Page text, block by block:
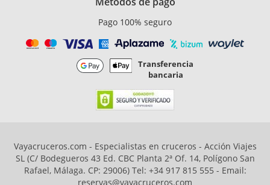
Pago 100% seguro
Transferencia
bancaria
Vayacruceros.com - Especialistas en cruceros - Acción Viajes
SL (C/ Bodegueros 43 Ed. CBC Planta 2ª Of. 14, Polígono San
Rafael, Málaga. CP: 29006) Tel: +34 917 815 555 - Email:
reservas@vayacruceros.com